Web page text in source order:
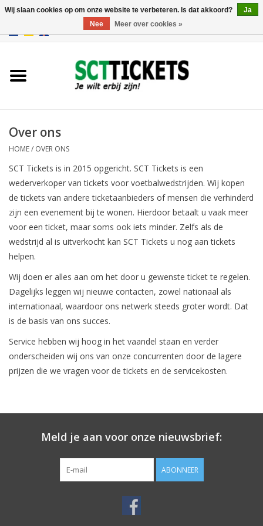
Frankrijk
Over ons
HOME/ OVER ONS
SCT Tickets is in 2015 opgericht. SCT Tickets is een
wederverkoper van tickets voor voetbalwedstrijden. Wij kopen
de tickets van andere ticketaanbieders of mensen die verhinderd
zijn een evenement bij te wonen. Hierdoor betaalt u vaak meer
voor een ticket, maar soms ook iets minder. Zelfs als de
wedstrijd al is uitverkocht kan SCT Tickets u nog aan tickets
helpen.
Wij doen er alles aan om het door u gewenste ticket te regelen.
Dagelijks leggen wij nieuwe contacten, zowel nationaal als
internationaal, waardoor ons netwerk steeds groter wordt. Dat
is de basis van ons succes.
Service hebben wij hoog in het vaandel staan en verder
onderscheiden wij ons van onze concurrenten door de lagere
prijzen die we vragen voor de tickets en de servicekosten.
Meld je aan voor onze nieuwsbrief:
ABONNEER
Wij slaan cookies op om onze website te verbeteren. Is dat akkoord?
Ja
Nee
Meer over cookies »